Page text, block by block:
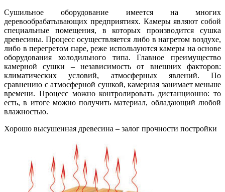
Сушильное оборудование имеется на многих
деревообрабатывающих предприятиях. Камеры являют собой
специальные помещения, в которых производится сушка
древесины. Процесс осуществляется либо в нагретом воздухе,
либо в перегретом паре, реже используются камеры на основе
оборудования холодильного типа. Главное преимущество
камерной сушки – независимость от внешних факторов:
климатических условий, атмосферных явлений. По
сравнению с атмосферной сушкой, камерная занимает меньше
времени. Процесс можно контролировать дистанционно: то
есть, в итоге можно получить материал, обладающий любой
влажностью.
Хорошо высушенная древесина – залог прочности постройки